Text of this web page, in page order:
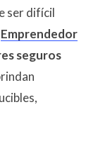
ser difícil
Emprendedor
seguros